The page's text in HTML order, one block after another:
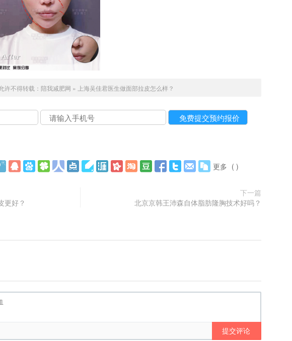
许不得转载： 陪我减肥网 » 上海吴佳君医生做面部拉皮怎么样？
更多 ( )
更好？
下一篇
北京京韩王沛森自体脂肪隆胸技术好吗？
提交评论